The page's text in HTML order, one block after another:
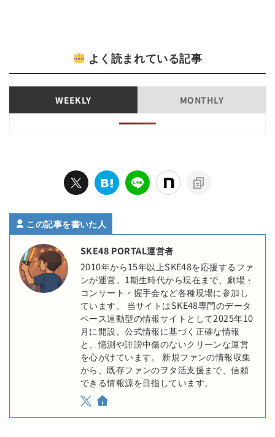
よく読まれている記事
WEEKLY MONTHLY
この記事を書いた人
SKE48 PORTAL運営者
2010年から15年以上SKE48を応援するファ
ンが運営。1期生時代から現在まで、劇場・
コンサート・握手会など各種現場に参加し
ています。 当サイトはSKE48専門のデータ
ベース連動型の情報サイトとして2025年10
月に開設。公式情報に基づく正確な情報
と、憶測や誹謗中傷のないクリーンな運営
を心がけています。 新規ファンの情報収集
から、既存ファンのヲタ活支援まで、信頼
できる情報源を目指しています。